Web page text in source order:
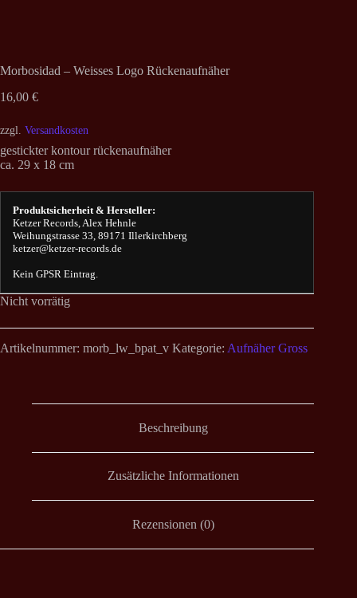
Morbosidad – Weisses Logo Rückenaufnäher
16,00 €
zzgl. Versandkosten
gestickter kontour rückenaufnäher
ca. 29 x 18 cm
Produktsicherheit & Hersteller:
Ketzer Records, Alex Hehnle
Weihungstrasse 33, 89171 Illerkirchberg
ketzer@ketzer-records.de
Kein GPSR Eintrag.
Nicht vorrätig
Artikelnummer: morb_lw_bpat_v Kategorie: Aufnäher Gross
Beschreibung
Zusätzliche Informationen
Rezensionen (0)